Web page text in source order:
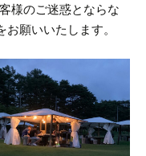
様のご迷惑とならな
願いいたします。